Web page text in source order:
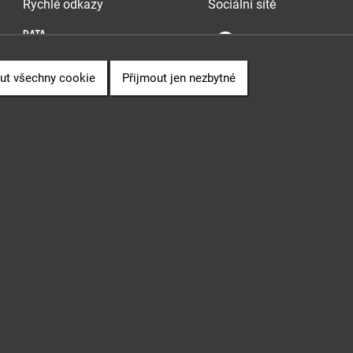
Rychlé odkazy
DATA
PUBLIKACE
Sociální sítě
0.0/0.0/16_028/0006498) financovaného z EU.
všechny cookie Přijmout jen nezbytné